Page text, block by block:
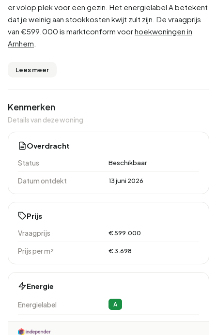
er volop plek voor een gezin. Het energielabel A betekent
dat je weinig aan stookkosten kwijt zult zijn. De vraagprijs
van €599.000 is marktconform voorhoekwoningen in
Arnhem
Lees meer
Kenmerken
Details van deze woning
Overdracht
Status Beschikbaar
Datum ontdekt 13 juni 2026
Prijs
Vraagprijs € 599.000
Prijs per m² € 3.698
Energie
Energielabel A